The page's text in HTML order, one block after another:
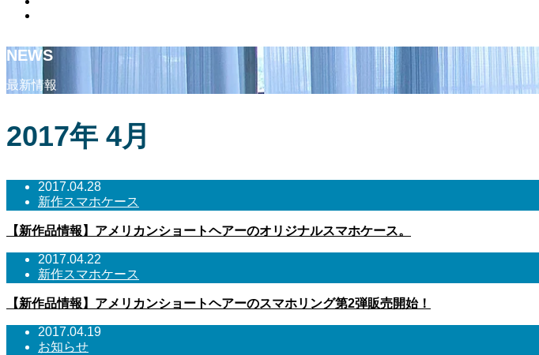
NEWS
最新情報
2017年 4月
2017.04.28
新作スマホケース
【新作品情報】アメリカンショートヘアーのオリジナルスマホケース。
2017.04.22
新作スマホケース
【新作品情報】アメリカンショートヘアーのスマホリング第2弾販売開始！
2017.04.19
お知らせ